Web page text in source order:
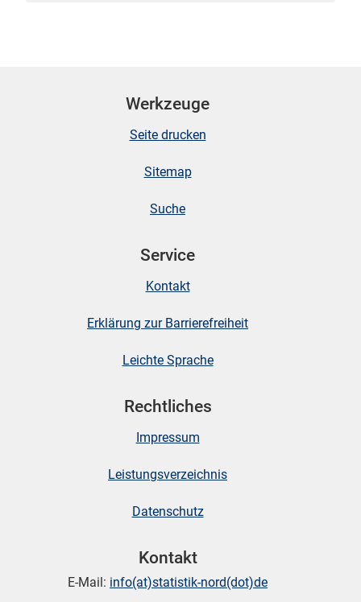
Werkzeuge
Seite drucken
Sitemap
Suche
Service
Kontakt
Erklärung zur Barrierefreiheit
Leichte Sprache
Rechtliches
Impressum
Leistungsverzeichnis
Datenschutz
Kontakt
E-Mail: info(at)statistik-nord(dot)de